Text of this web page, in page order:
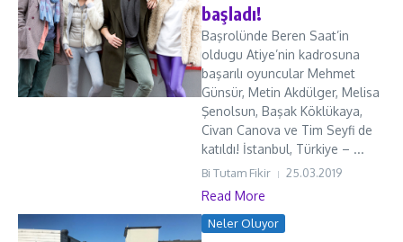
başladı!
Başrolünde Beren Saat’in
oldugu Atiye’nin kadrosuna
başarılı oyuncular Mehmet
Günsür, Metin Akdülger, Melisa
Şenolsun, Başak Köklükaya,
Civan Canova ve Tim Seyfi de
katıldı! İstanbul, Türkiye – ...
Bi Tutam Fikir 25.03.2019
Read More
Neler Oluyor